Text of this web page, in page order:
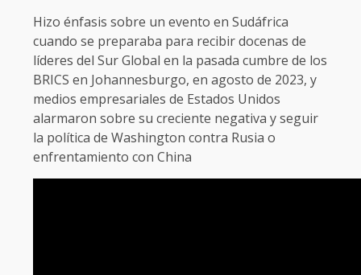
Hizo énfasis sobre un evento en Sudáfrica
cuando se preparaba para recibir docenas de
líderes del Sur Global en la pasada cumbre de los
BRICS en Johannesburgo, en agosto de 2023, y
medios empresariales de Estados Unidos
alarmaron sobre su creciente negativa y seguir
la política de Washington contra Rusia o
enfrentamiento con China